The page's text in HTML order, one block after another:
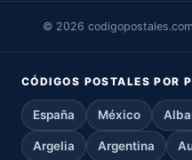
© 2026
CÓDIGOS POSTALES POR
España México
Argelia Argentina